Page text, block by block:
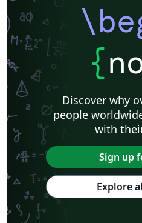
{
Discover why
people
with
Sign up
Explore